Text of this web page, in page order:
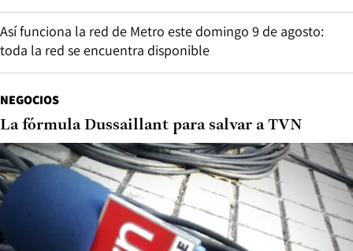
Así funciona la red de Metro este domingo 9 de agosto:
toda la red se encuentra disponible
NEGOCIOS
La fórmula Dussaillant para salvar a TVN